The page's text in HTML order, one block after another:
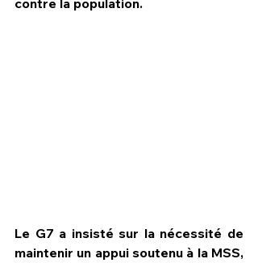
Le G7 a insisté sur la nécessité de
maintenir un appui soutenu à la MSS,